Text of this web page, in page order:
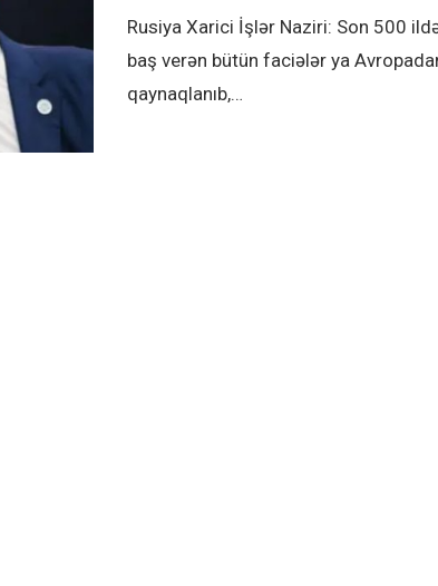
Rusiya Xarici İşlər Naziri: Son 500
baş verən bütün faciələr ya
qaynaqlanıb,…